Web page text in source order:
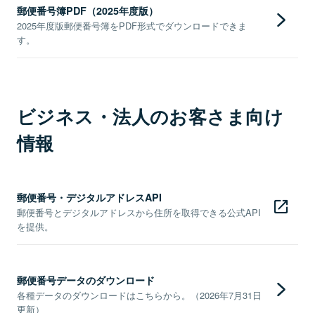
郵便番号簿PDF（2025年度版）
2025年度版郵便番号簿をPDF形式でダウンロードできま
す。
ビジネス・法人のお客さま向け
情報
郵便番号・デジタルアドレスAPI
郵便番号とデジタルアドレスから住所を取得できる公式API
を提供。
郵便番号データのダウンロード
各種データのダウンロードはこちらから。（2026年7月31日
更新）